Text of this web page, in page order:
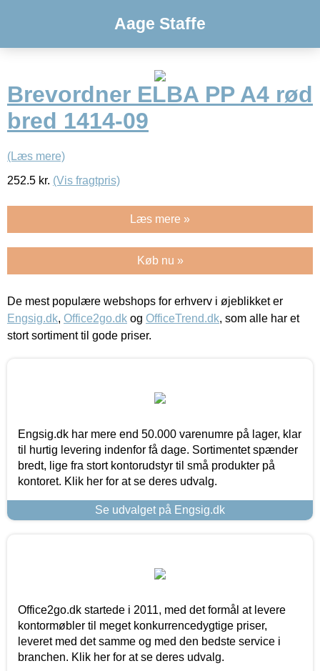
Aage Staffe
Brevordner ELBA PP A4 rød
bred 1414-09
(Læs mere)
252.5 kr. (Vis fragtpris)
Læs mere »
Køb nu »
De mest populære webshops for erhverv i øjeblikket er
Engsig.dk, Office2go.dk og OfficeTrend.dk, som alle har et
stort sortiment til gode priser.
Engsig.dk har mere end 50.000 varenumre på lager, klar
til hurtig levering indenfor få dage. Sortimentet spænder
bredt, lige fra stort kontorudstyr til små produkter på
kontoret. Klik her for at se deres udvalg.
Se udvalget på Engsig.dk
Office2go.dk startede i 2011, med det formål at levere
kontormøbler til meget konkurrencedygtige priser,
leveret med det samme og med den bedste service i
branchen. Klik her for at se deres udvalg.